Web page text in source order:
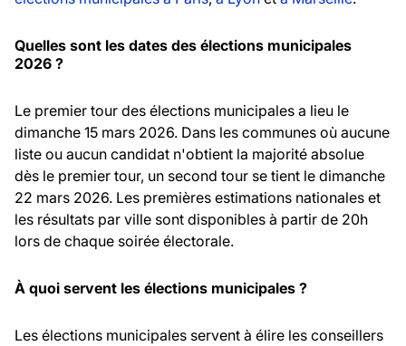
Quelles sont les dates des élections municipales
2026 ?
Le premier tour des élections municipales a lieu le
dimanche 15 mars 2026. Dans les communes où aucune
liste ou aucun candidat n'obtient la majorité absolue
dès le premier tour, un second tour se tient le dimanche
22 mars 2026. Les premières estimations nationales et
les résultats par ville sont disponibles à partir de 20h
lors de chaque soirée électorale.
À quoi servent les élections municipales ?
Les élections municipales servent à élire les conseillers